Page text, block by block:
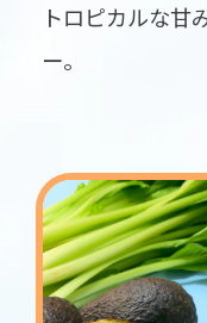
トロピカルな甘
ー。